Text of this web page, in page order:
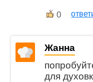
0
Жанна
для